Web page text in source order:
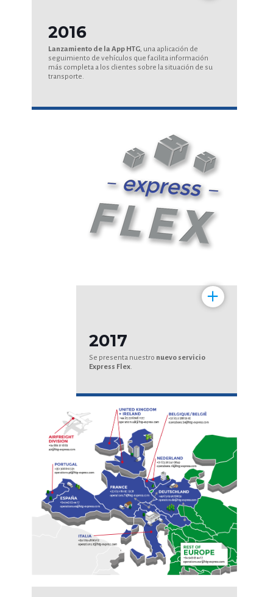
2016
Lanzamiento de la App HTG, una aplicación de
seguimiento de vehículos que facilita información
más completa a los clientes sobre la situación de su
transporte.
+
2017
Se presenta nuestro nuevo servicio
Express Flex.